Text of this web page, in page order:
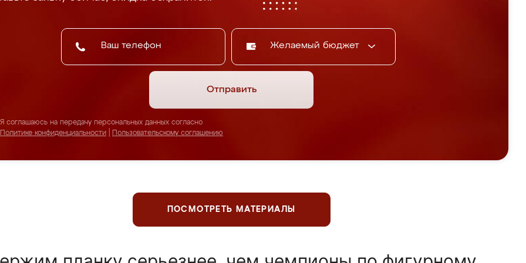
Желаемый бюджет
Отправить
Я соглашаюсь на передачу персональных данных согласно
Политике конфиденциальности
Пользовательскому соглашению
ПОСМОТРЕТЬ МАТЕРИАЛЫ